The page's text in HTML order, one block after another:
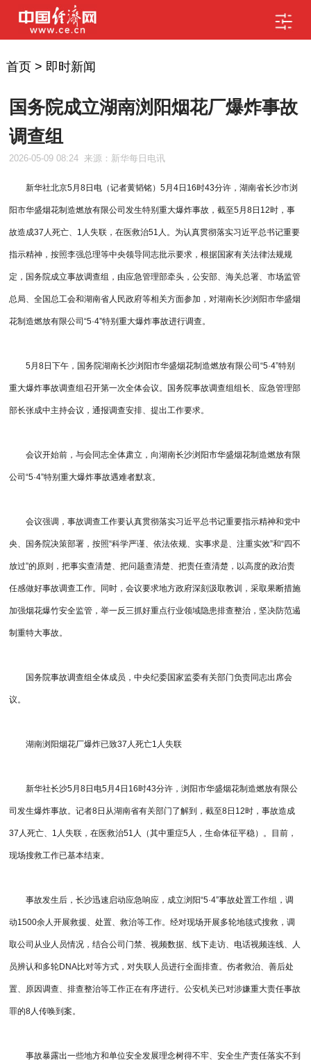
首页> 即时新闻
国务院成立湖南浏阳烟花厂爆炸事故
调查组
2026-05-09 08:24 来源：新华每日电讯
新华社北京5月8日电（记者黄韬铭）5月4日16时43分许，湖南省长沙市浏
阳市华盛烟花制造燃放有限公司发生特别重大爆炸事故，截至5月8日12时，事
故造成37人死亡、1人失联，在医救治51人。为认真贯彻落实习近平总书记重要
指示精神，按照李强总理等中央领导同志批示要求，根据国家有关法律法规规
定，国务院成立事故调查组，由应急管理部牵头，公安部、海关总署、市场监管
总局、全国总工会和湖南省人民政府等相关方面参加，对湖南长沙浏阳市华盛烟
花制造燃放有限公司“5·4”特别重大爆炸事故进行调查。
5月8日下午，国务院湖南长沙浏阳市华盛烟花制造燃放有限公司“5·4”特别
重大爆炸事故调查组召开第一次全体会议。国务院事故调查组组长、应急管理部
部长张成中主持会议，通报调查安排、提出工作要求。
会议开始前，与会同志全体肃立，向湖南长沙浏阳市华盛烟花制造燃放有限
公司“5·4”特别重大爆炸事故遇难者默哀。
会议强调，事故调查工作要认真贯彻落实习近平总书记重要指示精神和党中
央、国务院决策部署，按照“科学严谨、依法依规、实事求是、注重实效”和“四不
放过”的原则，把事实查清楚、把问题查清楚、把责任查清楚，以高度的政治责
任感做好事故调查工作。同时，会议要求地方政府深刻汲取教训，采取果断措施
加强烟花爆竹安全监管，举一反三抓好重点行业领域隐患排查整治，坚决防范遏
制重特大事故。
国务院事故调查组全体成员，中央纪委国家监委有关部门负责同志出席会
议。
湖南浏阳烟花厂爆炸已致37人死亡1人失联
新华社长沙5月8日电5月4日16时43分许，浏阳市华盛烟花制造燃放有限公
司发生爆炸事故。记者8日从湖南省有关部门了解到，截至8日12时，事故造成
37人死亡、1人失联，在医救治51人（其中重症5人，生命体征平稳）。目前，
现场搜救工作已基本结束。
事故发生后，长沙迅速启动应急响应，成立浏阳“5·4”事故处置工作组，调
动1500余人开展救援、处置、救治等工作。经对现场开展多轮地毯式搜救，调
取公司从业人员情况，结合公司门禁、视频数据、线下走访、电话视频连线、人
员辨认和多轮DNA比对等方式，对失联人员进行全面排查。伤者救治、善后处
置、原因调查、排查整治等工作正在有序进行。公安机关已对涉嫌重大责任事故
罪的8人传唤到案。
事故暴露出一些地方和单位安全发展理念树得不牢、安全生产责任落实不到